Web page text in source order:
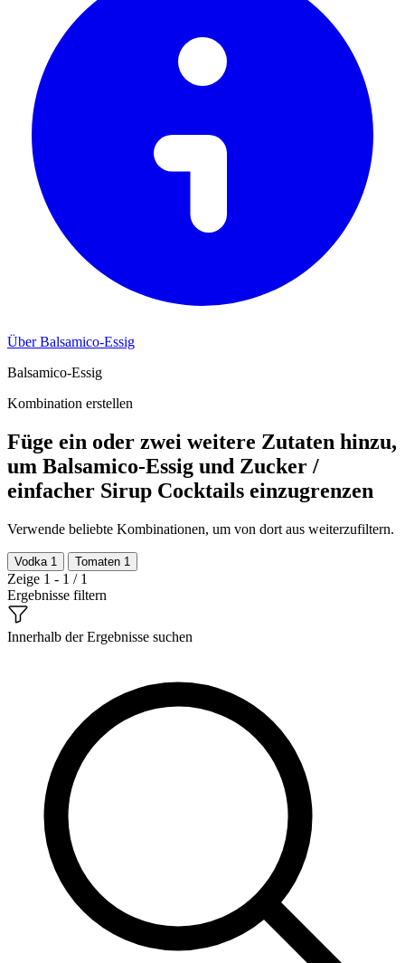
Über Balsamico-Essig
Balsamico-Essig
Kombination erstellen
Füge ein oder zwei weitere Zutaten hinzu,
um Balsamico-Essig und Zucker /
einfacher Sirup Cocktails einzugrenzen
Verwende beliebte Kombinationen, um von dort aus weiterzufiltern.
Vodka 1 Tomaten 1
Zeige 1 - 1 / 1
Ergebnisse filtern
Innerhalb der Ergebnisse suchen